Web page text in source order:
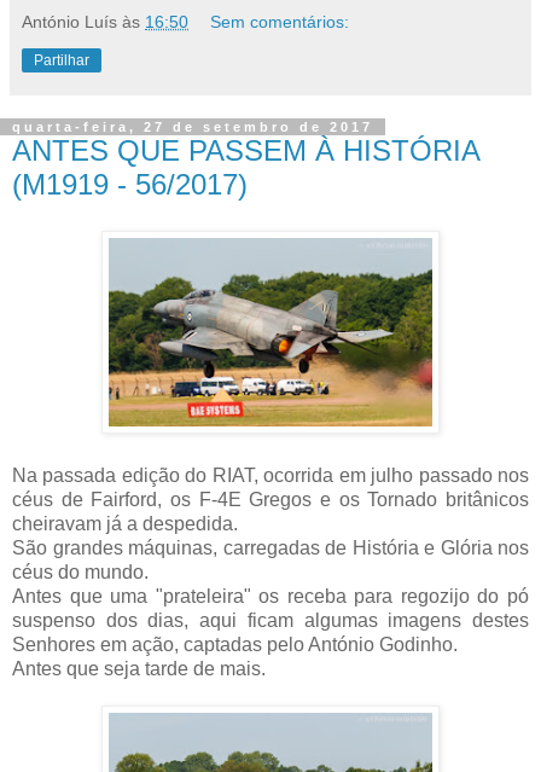
António Luís às 16:50 Sem comentários:
Partilhar
quarta-feira, 27 de setembro de 2017
ANTES QUE PASSEM À HISTÓRIA
(M1919 - 56/2017)
Na passada edição do RIAT, ocorrida em julho passado nos
céus de Fairford, os F-4E Gregos e os Tornado britânicos
cheiravam já a despedida.
São grandes máquinas, carregadas de História e Glória nos
céus do mundo.
Antes que uma "prateleira" os receba para regozijo do pó
suspenso dos dias, aqui ficam algumas imagens destes
Senhores em ação, captadas pelo António Godinho.
Antes que seja tarde de mais.